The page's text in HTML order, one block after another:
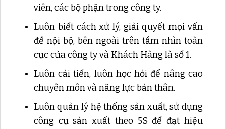
viên, các bộ phận trong công ty.
Luôn biết cách xử lý, giải quyết mọi vấn
đề nội bộ, bên ngoài trên tầm nhìn toàn
cục của công ty và Khách Hàng là số 1.
Luôn cải tiến, luôn học hỏi để nâng cao
chuyên môn và năng lực bản thân.
Luôn quản lý hệ thống sản xuất, sử dụng
công cụ sản xuất theo 5S để đạt hiệu